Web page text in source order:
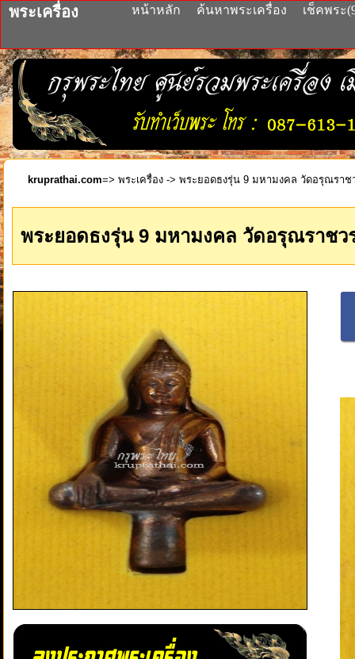
พระเครื่อง หน้าหลัก ค้นหาพระเครื่อง เช็คพระ
kruprathai.com=> พระเครื่อง -> พระยอดธงรุ่น 9 มหามงคล วัดอรุณราช
พระยอดธงรุ่น 9 มหามงคล วัดอรุณราชว